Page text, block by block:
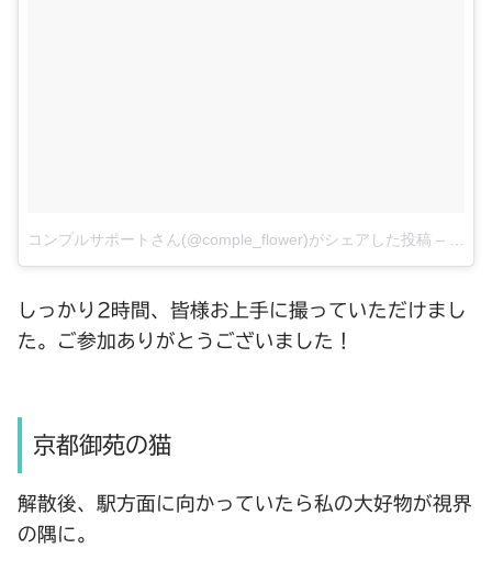
コンプルサポートさん(@comple_flower)がシェアした投稿 – 11月
しっかり2時間、皆様お上手に撮っていただけまし
た。ご参加ありがとうございました！
京都御苑の猫
解散後、駅方面に向かっていたら私の大好物が視界
の隅に。